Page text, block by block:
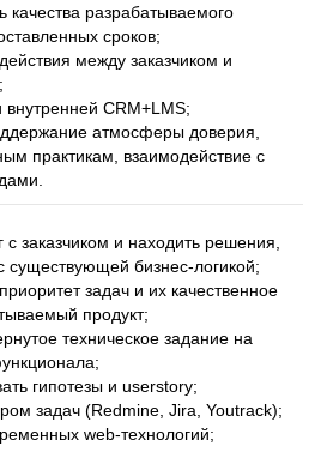
качества разрабатываемого
сроков;
между заказчиком и
внутренней CRM+LMS;
атмосферы доверия,
практикам, взаимодействие с
заказчиком и находить решения,
бизнес-логикой;
задач и их качественное
продукт;
техническое задание на
гипотезы и userstory;
задач (Redmine, Jira, Youtrack);
web-технологий;